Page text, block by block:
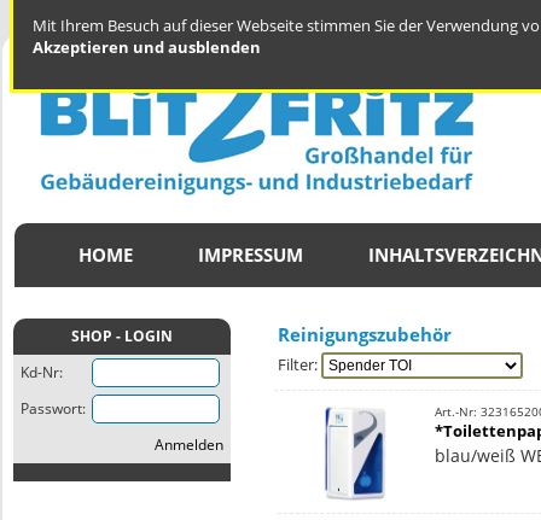
Mit Ihrem Besuch auf dieser Webseite stimmen Sie der Verwendung
Akzeptieren und ausblenden
HOME IMPRESSUM
SHOP - LOGIN
Kd-Nr:
Passwort:
Anmelden
Reinigungszubehör
Filter:
Art.-Nr:
blau/weiß